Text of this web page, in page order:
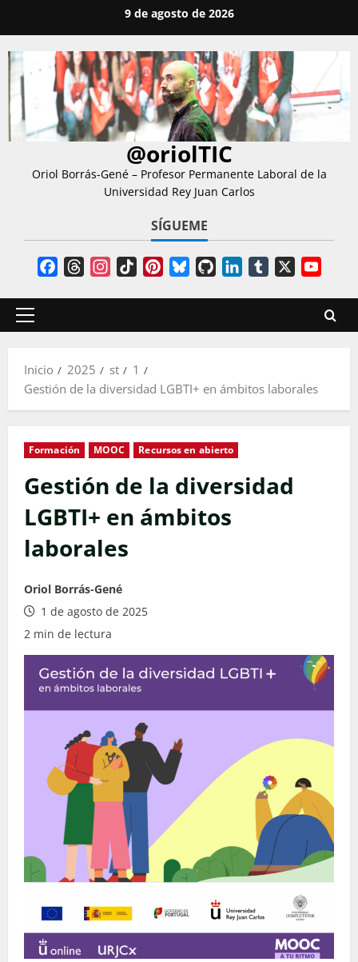
contenido
9 de agosto de 2026
@oriolTIC
Oriol Borrás-Gené – Profesor Permanente Laboral de la
Universidad Rey Juan Carlos
SÍGUEME
FacebookThreadsInstagram
TikTokPinterestBlueskyGitHubLinkedInTumblr
Menú
Inicio
2025 st
1
Gestión de la diversidad LGBTI+ en ámbitos laborales
Formación MOOC Recursos en abierto
Gestión de la diversidad
LGBTI+ en ámbitos
laborales
Oriol Borrás-Gené
1 de agosto de 2025
2 min de lectura